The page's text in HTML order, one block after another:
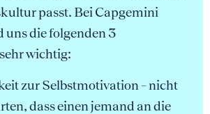
passt. Bei Capgemini
uns die folgenden 3
wichtig:
zur Selbstmotivation – nicht
dass einen jemand an die